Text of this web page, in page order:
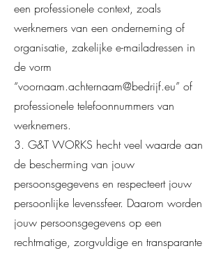
een professionele context, zoals
werknemers van een onderneming of
organisatie, zakelijke e-mailadressen in
de vorm
“voornaam.achternaam@bedrijf.eu” of
professionele telefoonnummers van
werknemers.
3. G&T WORKS hecht veel waarde aan
de bescherming van jouw
persoonsgegevens en respecteert jouw
persoonlijke levenssfeer. Daarom worden
jouw persoonsgegevens op een
rechtmatige, zorgvuldige en transparante